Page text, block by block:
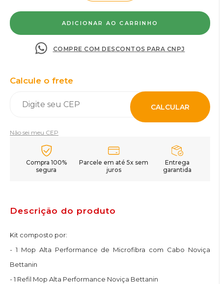
COMPRE COM DESCONTOS PARA CNPJ
Calcule o frete
CALCULAR
Não sei meu CEP
Compra 100%
segura
Parcele em até 5x sem
juros
Entrega
garantida
Descrição do produto
Kit composto por:
- 1 Mop Alta Performance de Microfibra com Cabo Noviça
Bettanin
- 1 Refil Mop Alta Performance Noviça Bettanin